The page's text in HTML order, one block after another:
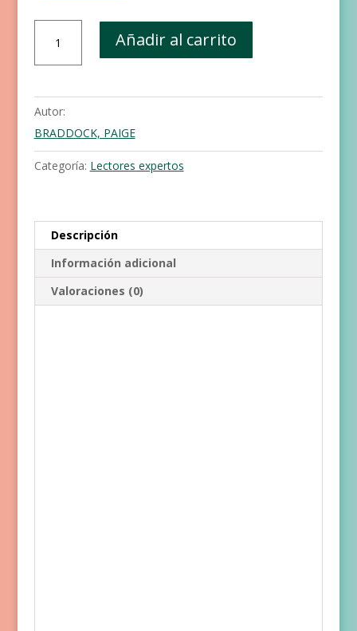
leche
y
problemas
caninos
cantidad
Añadir al carrito
Autor:
BRADDOCK, PAIGE
Categoría: Lectores expertos
Descripción
Información adicional
Valoraciones (0)